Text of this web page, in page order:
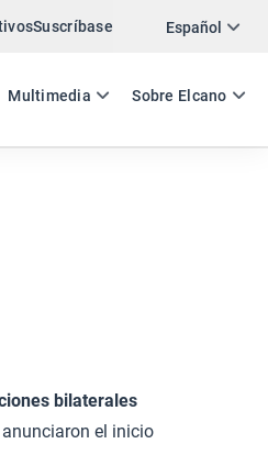
Suscríbase Español
ES EN
Multimedia Sobre Elcano
Twitter
bilaterales
el inicio